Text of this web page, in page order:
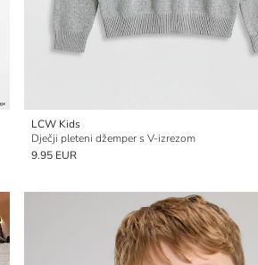
LCW Kids
Dječji pleteni džemper s V-izrezom
9.95 EUR